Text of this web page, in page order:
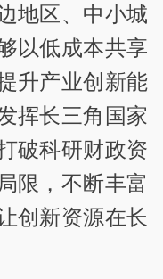
地区、中小城
以低成本共享
升产业创新能
挥长三角国家
破科研财政资
限，不断丰富
创新资源在长